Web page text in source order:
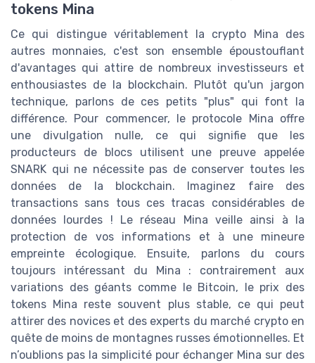
tokens Mina
Ce qui distingue véritablement la crypto Mina des
autres monnaies, c'est son ensemble époustouflant
d'avantages qui attire de nombreux investisseurs et
enthousiastes de la blockchain. Plutôt qu'un jargon
technique, parlons de ces petits "plus" qui font la
différence. Pour commencer, le protocole Mina offre
une divulgation nulle, ce qui signifie que les
producteurs de blocs utilisent une preuve appelée
SNARK qui ne nécessite pas de conserver toutes les
données de la blockchain. Imaginez faire des
transactions sans tous ces tracas considérables de
données lourdes ! Le réseau Mina veille ainsi à la
protection de vos informations et à une mineure
empreinte écologique. Ensuite, parlons du cours
toujours intéressant du Mina : contrairement aux
variations des géants comme le Bitcoin, le prix des
tokens Mina reste souvent plus stable, ce qui peut
attirer des novices et des experts du marché crypto en
quête de moins de montagnes russes émotionnelles. Et
n’oublions pas la simplicité pour échanger Mina sur des